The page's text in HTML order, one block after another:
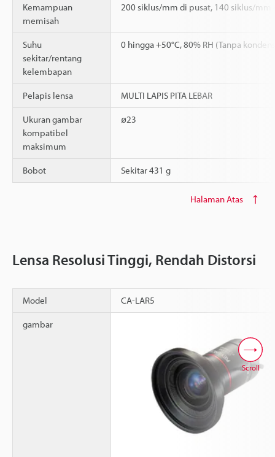
Kemampuan
memisah
200 siklus/mm di pusat, 140 siklus/mm
Suhu
sekitar/rentang
kelembapan
0 hingga +50°C, 80% RH (Tanpa
Pelapis lensa MULTI LAPIS PITA LEBAR
Ukuran gambar
kompatibel
maksimum
ø23
Bobot Sekitar 431 g
Halaman Atas
Lensa Resolusi Tinggi, Rendah Distorsi
Model CA-LAR5
gambar
Scroll